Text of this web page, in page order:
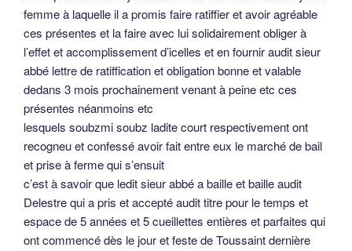
femme à laquelle il a promis faire ratiffier et avoir agréable
ces présentes et la faire avec lui solidairement obliger à
l’effet et accomplissement d’icelles et en fournir audit sieur
abbé lettre de ratiffication et obligation bonne et valable
dedans 3 mois prochainement venant à peine etc ces
présentes néanmoins etc
lesquels soubzmi soubz ladite court respectivement ont
recogneu et confessé avoir fait entre eux le marché de bail
et prise à ferme qui s’ensuit
c’est à savoir que ledit sieur abbé a baille et baille audit
Delestre qui a pris et accepté audit titre pour le temps et
espace de 5 années et 5 cueillettes entières et parfaites qui
ont commencé dès le jour et feste de Toussaint dernière